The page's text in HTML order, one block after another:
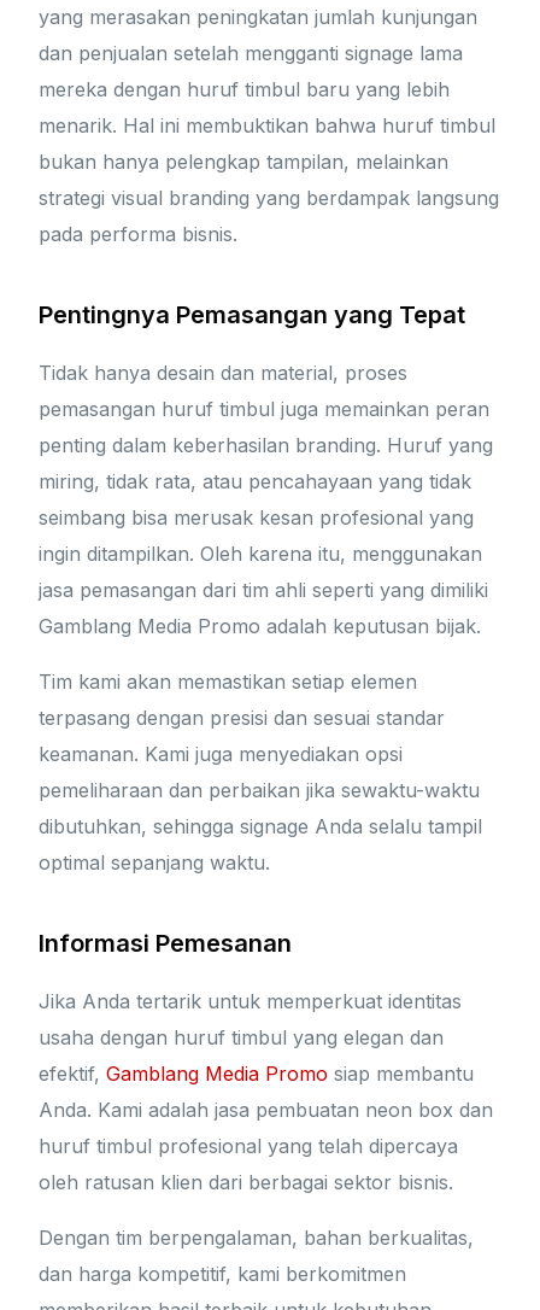
yang merasakan peningkatan jumlah kunjungan
dan penjualan setelah mengganti signage lama
mereka dengan huruf timbul baru yang lebih
menarik. Hal ini membuktikan bahwa huruf timbul
bukan hanya pelengkap tampilan, melainkan
strategi visual branding yang berdampak langsung
pada performa bisnis.
Pentingnya Pemasangan yang Tepat
Tidak hanya desain dan material, proses
pemasangan huruf timbul juga memainkan peran
penting dalam keberhasilan branding. Huruf yang
miring, tidak rata, atau pencahayaan yang tidak
seimbang bisa merusak kesan profesional yang
ingin ditampilkan. Oleh karena itu, menggunakan
jasa pemasangan dari tim ahli seperti yang dimiliki
Gamblang Media Promo adalah keputusan bijak.
Tim kami akan memastikan setiap elemen
terpasang dengan presisi dan sesuai standar
keamanan. Kami juga menyediakan opsi
pemeliharaan dan perbaikan jika sewaktu-waktu
dibutuhkan, sehingga signage Anda selalu tampil
optimal sepanjang waktu.
Informasi Pemesanan
Jika Anda tertarik untuk memperkuat identitas
usaha dengan huruf timbul yang elegan dan
efektif,Gamblang Media Promo siap membantu
Anda. Kami adalah jasa pembuatan neon box dan
huruf timbul profesional yang telah dipercaya
oleh ratusan klien dari berbagai sektor bisnis.
Dengan tim berpengalaman, bahan berkualitas,
dan harga kompetitif, kami berkomitmen